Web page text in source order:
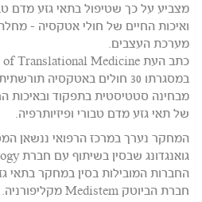
מצביע על כך שטיפול בתאי גזע מדם
ואיכות החיים של חולי אטקסיה -
מערכת העצבים.
במסגרתו 30 חולים באטקסיה
מבחינה סטטיסטית בתפקוד ובאיכות
של תאי גזע מדם טבורי ופיזיותרפיה.
המחקר נערך במרכז הרפואי ננשאן
החברות המובילות בסין במחקר בתאי
חברת הביוטק Medistem מקליפורניה. המחקר המלא זמין באתר